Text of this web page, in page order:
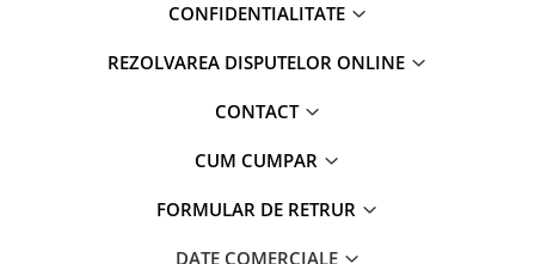
CONFIDENTIALITATE
REZOLVAREA DISPUTELOR ONLINE
CONTACT
CUM CUMPAR
FORMULAR DE RETRUR
DATE COMERCIALE